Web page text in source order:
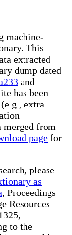
machine-
This
extracted
dump dated
and
has been
extra
merged from
page for
please
as
, Proceedings
Resources
to the